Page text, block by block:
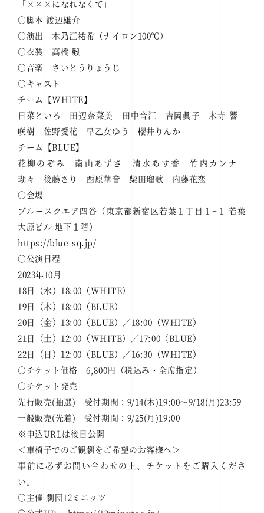
「×××になれなくて」
○脚本 渡辺雄介
○演出 木乃江祐希（ナイロン100℃）
○衣装 高橋 毅
〇音楽 さいとうりょうじ
○キャスト
チーム【WHITE】
日菜といろ 田辺奈菜美 田中音江 吉岡眞子 木寺 響
咲樹 佐野愛花 早乙女ゆう 櫻井りんか
チーム【BLUE】
花柳のぞみ 南山あずさ 清水あす香 竹内カンナ
瑚々 後藤さり 西原華音 柴田瑠歌 内藤花恋
○会場
ブルースクエア四谷（東京都新宿区若葉１丁目１−１ 若葉
大原ビル 地下１階）
https://blue-sq.jp/
○公演日程
2023年10月
18日（水）18:00（WHITE）
19日（木）18:00（BLUE）
20日（金）13:00（BLUE）／18:00（WHITE）
21日（土）12:00（WHITE）／17:00（BLUE）
22日（日）12:00（BLUE）／16:30（WHITE）
○チケット価格 6,800円（税込み・全席指定）
○チケット発売
先行販売(抽選) 受付期間：9/14(木)19:00～9/18(月)23:59
一般販売(先着) 受付期間：9/25(月)19:00
※申込URLは後日公開
＜車椅子でのご観劇をご希望のお客様へ＞
事前に必ずお問い合わせの上、チケットをご購入くださ
い。
○主催 劇団12ミニッツ